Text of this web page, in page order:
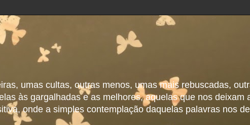
umas cultas, outras menos, umas mais rebuscadas,
às gargalhadas e as melhores, aquelas que nos deixam
onde a simples contemplação daquelas palavras nos